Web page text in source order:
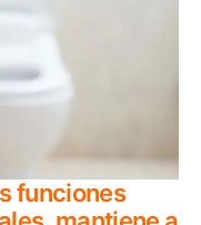
funciones